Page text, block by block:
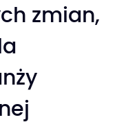
zmian,